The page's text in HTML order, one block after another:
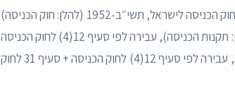
נגד הנאשמים הוגש כתב אישום בו יוחסו להם הפרת הוראות סעיף 7 לחוק הכניסה לישראל, תשי״ב-1952 (להלן: חוק הכניסה)
והתקנות הרלוונטיות לפי תקנות הכניסה לישראל, תשל״ד-1974 (להלן: תקנות הכניסה), עבירה לפי סעיף 12(4) לחוק הכניסה
(נאשם 1), וסיוע להפרת הוראות סעיף 7 לחוק הכניסה ותקנות הכניסה, עבירה לפי סעיף 12(4) לחוק הכניסה + סעיף 31 לחוק